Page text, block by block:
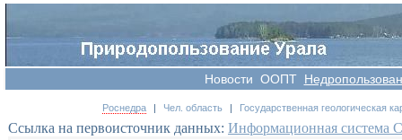
Новости OOПT
Роснедра | Чел. область | Государственная геологическая
Ссылка на первоисточник данных: Информационная система